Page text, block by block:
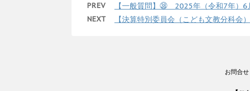
PREV 【一般質問】㊳ 2025年（令和7年
NEXT 【決算特別委員会（こども文教分科
お問合せ